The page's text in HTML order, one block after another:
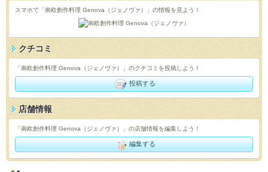
スマホで「南欧創作料理 Genova（ジェノヴァ）」の情報を見よう！
クチコミ
「南欧創作料理 Genova（ジェノヴァ）」のクチコミを投稿しよう！
投稿する
店舗情報
「南欧創作料理 Genova（ジェノヴァ）」の店舗情報を編集しよう！
編集する